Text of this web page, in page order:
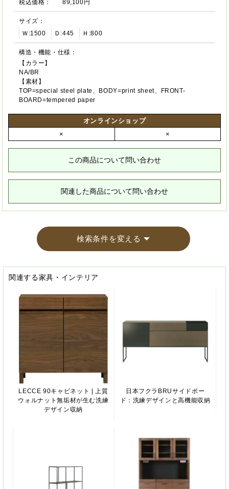
税込価格： 89,100円
サイズ：
Ｗ:1500
Ｄ:445 Ｈ:800
構造・機能・仕様：
【カラー】
NA/BR
【素材】
TOP=special steel plate、BODY=print sheet、FRONT-
BOARD=tempered paper
オンラインショップ
×
×
この商品について問い合わせ
関連した商品について問い合わせ
検索条件を変える
関連する家具・インテリア
LECCE 90キャビネット | 上質
ウォルナット無垢材が生む洗練
デザイン収納
日本フクラBRUサイドボー
ド：洗練デザインと高機能収納